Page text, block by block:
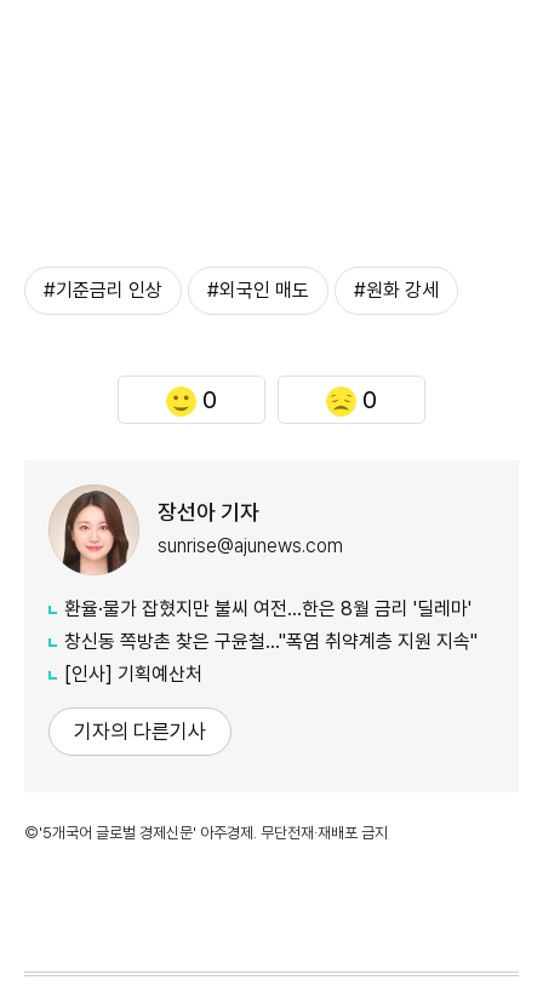
#기준금리 인상 #외국인 매도 #원화 강세
0 0
장선아 기자
sunrise@ajunews.com
환율·물가 잡혔지만 불씨 여전...한은 8월 금리 '딜레마'
창신동 쪽방촌 찾은 구윤철…"폭염 취약계층 지원 지속"
[인사] 기획예산처
기자의 다른기사
©'5개국어 글로벌 경제신문' 아주경제. 무단전재·재배포 금지